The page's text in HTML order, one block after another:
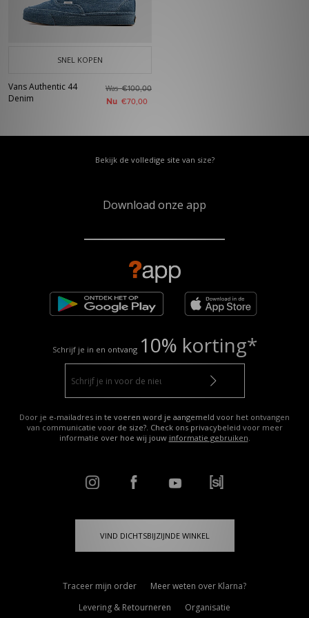
SNEL KOPEN
Vans Authentic 44
Denim
Was€100,00
Nu €70,00
Bekijk de volledige site van size?
Download onze app
Schrijf je in en ontvang 10% korting*
Door je e-mailadres in te voeren word je aangemeld voor het ontvangen
van communicatie voor de size?. Check ons privacybeleid voor meer
informatie over hoe wij jouw informatie gebruiken.
VIND DICHTSBIJZIJNDE WINKEL
Traceer mijn order
Meer weten over Klarna?
Levering & Retourneren
Organisatie